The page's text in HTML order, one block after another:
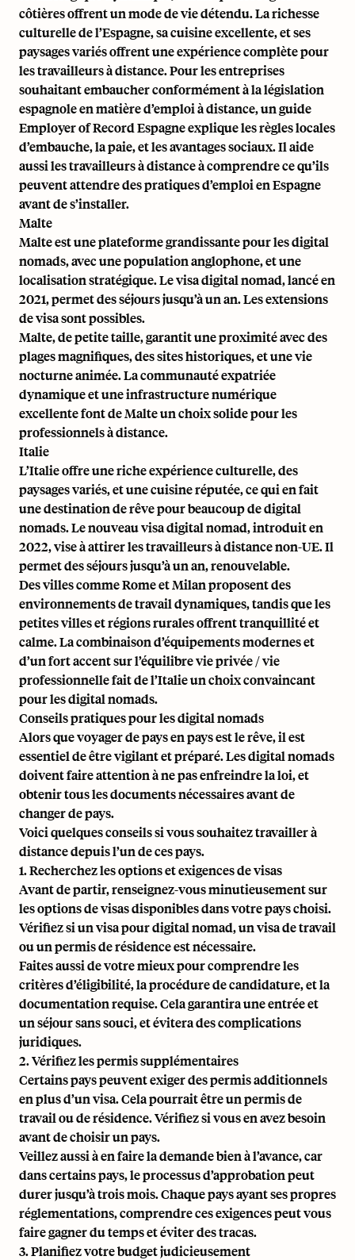
côtières offrent un mode de vie détendu. La richesse
culturelle de l’Espagne, sa cuisine excellente, et ses
paysages variés offrent une expérience complète pour
les travailleurs à distance. Pour les entreprises
souhaitant embaucher conformément à la législation
espagnole en matière d’emploi à distance, un guide
Employer of Record Espagneexplique les règles locales
d’embauche, la paie, et les avantages sociaux. Il aide
aussi les travailleurs à distance à comprendre ce qu’ils
peuvent attendre des pratiques d’emploi en Espagne
avant de s’installer.
Malte
Malte est une plateforme grandissante pour les digital
nomads, avec une population anglophone, et une
localisation stratégique. Le visa digital nomad, lancé en
2021, permet des séjours jusqu’à un an. Les extensions
de visa sont possibles.
Malte, de petite taille, garantit une proximité avec des
plages magnifiques, des sites historiques, et une vie
nocturne animée. La communauté expatriée
dynamique et une infrastructure numérique
excellente font de Malte un choix solide pour les
professionnels à distance.
Italie
L’Italie offre une riche expérience culturelle, des
paysages variés, et une cuisine réputée, ce qui en fait
une destination de rêve pour beaucoup de digital
nomads. Le nouveau visa digital nomad, introduit en
2022, vise à attirer les travailleurs à distance non-UE. Il
permet des séjours jusqu’à un an, renouvelable.
Des villes comme Rome et Milan proposent des
environnements de travail dynamiques, tandis que les
petites villes et régions rurales offrent tranquillité et
calme. La combinaison d’équipements modernes et
d’un fort accent sur l’équilibre vie privée / vie
professionnelle fait de l’Italie un choix convaincant
pour les digital nomads.
Conseils pratiques pour les digital nomads
Alors que voyager de pays en pays est le rêve, il est
essentiel deêtre vigilant et préparé. Les digital nomads
doivent faire attention à ne pas enfreindre la loi, et
obtenir tous les documents nécessaires avant de
changer de pays.
Voici quelques conseils si vous souhaitez travailler à
distance depuis l’un de ces pays.
1. Recherchez les options et exigences de visas
Avant de partir, renseignez-vous minutieusement sur
les options de visas disponibles dans votre pays choisi.
Vérifiez si un visa pour digital nomad, un visa de travail
ou un permis de résidence est nécessaire.
Faites aussi de votre mieux pour comprendre les
critères d’éligibilité, la procédure de candidature, et la
documentation requise. Cela garantira une entrée et
un séjour sans souci, et évitera des complications
juridiques.
2. Vérifiez les permis supplémentaires
Certains pays peuvent exiger des permis additionnels
en plus d’un visa. Cela pourrait être un permis de
travail ou de résidence. Vérifiez si vous en avez besoin
avant de choisir un pays.
Veillez aussi à en faire la demande bien à l’avance, car
dans certains pays, le processus d’approbation peut
durer jusqu’à trois mois. Chaque pays ayant ses propres
réglementations, comprendre ces exigences peut vous
faire gagner du temps et éviter des tracas.
3. Planifiez votre budget judicieusement